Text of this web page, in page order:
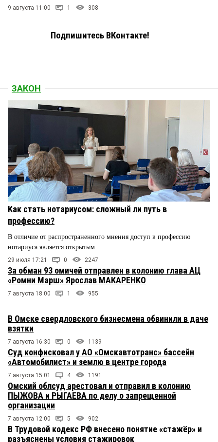
9 августа 11:00 1 308
Подпишитесь ВКонтакте!
ЗАКОН
Как стать нотариусом: сложный ли путь в
профессию?
В отличие от распространенного мнения доступ в профессию
нотариуса является открытым
29 июля 17:21 0 2247
За обман 93 омичей отправлен в колонию глава АЦ
«Ромни Марш» Ярослав МАКАРЕНКО
7 августа 18:00 1 955
В Омске свердловского бизнесмена обвинили в даче
взятки
7 августа 16:30 0 1139
Суд конфисковал у АО «Омскавтотранс» бассейн
«Автомобилист» и землю в центре города
7 августа 15:01 4 1191
Омский облсуд арестовал и отправил в колонию
ПЫЖОВА и РЫГАЕВА по делу о запрещенной
организации
7 августа 12:00 5 902
В Трудовой кодекс РФ внесено понятие «стажёр» и
разъяснены условия стажировок